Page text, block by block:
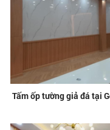
Tấm ốp tường giả đá tại